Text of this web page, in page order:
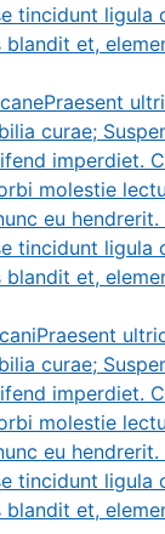
tincidunt
et,
Praesent
curae;
imperdiet.
molestie
eu
tincidunt
et,
Praesent
curae;
imperdiet.
molestie
eu
tincidunt
et,